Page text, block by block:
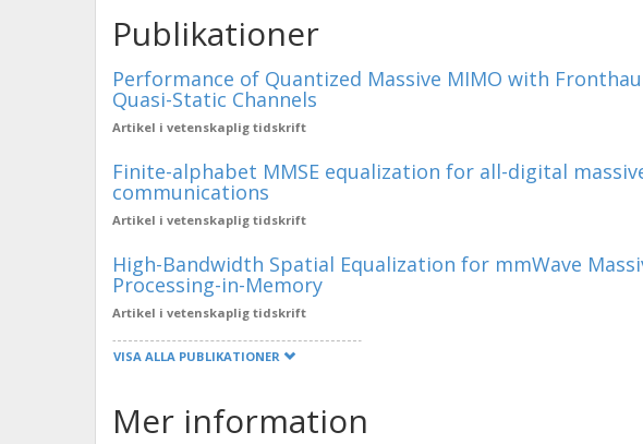
Publikationer
Performance of Quantized Massive MIMO with
Quasi-Static Channels
Artikel i vetenskaplig tidskrift
Finite-alphabet MMSE equalization for all-digital
communications
Artikel i vetenskaplig tidskrift
High-Bandwidth Spatial Equalization for mmWave
Processing-in-Memory
Artikel i vetenskaplig tidskrift
VISA ALLA PUBLIKATIONER
Mer information